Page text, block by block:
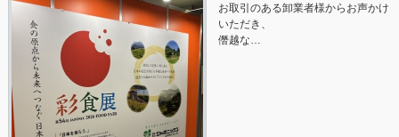
お取引のある卸業者様からお声かけ
いただき、
僭越な…